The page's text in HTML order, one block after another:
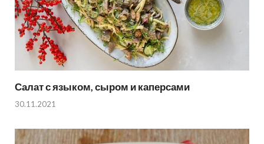
Салат с языком, сыром и каперсами
30.11.2021